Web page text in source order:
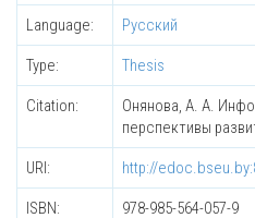
Language: Русский
Type: Thesis
Citation:
Онянова, А. А.
перспективы
URI: http://
ISBN: 978-985-564-057-9